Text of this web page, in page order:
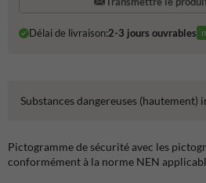
Délai de livraison:2-3 jours ouvrables
Substances dangereuses (hautement)
Pictogramme de sécurité avec les
conformément à la norme NEN